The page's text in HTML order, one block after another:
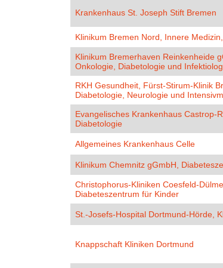
Krankenhaus St. Joseph Stift Bremen
Klinikum Bremen Nord, Innere
Klinikum Bremerhaven Reinkenheide
Onkologie, Diabetologie und
RKH Gesundheit, Fürst-Stirum-Klinik
Diabetologie, Neurologie und
Evangelisches Krankenhaus Castrop-
Diabetologie
Allgemeines Krankenhaus Celle
Klinikum Chemnitz gGmbH,
Christophorus-Kliniken Coesfeld-
Diabeteszentrum für Kinder
St.-Josefs-Hospital Dortmund-Hörde,
Knappschaft Kliniken Dortmund